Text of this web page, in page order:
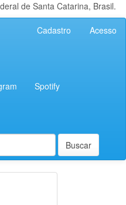
de Santa Catarina, Brasil.
Cadastro Acesso
Spotify
Buscar